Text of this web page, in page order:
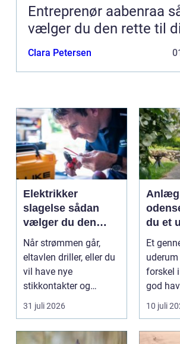
Entreprenør aabenraa sådan
vælger du den rette til
Clara Petersen
Elektrikker
slagelse sådan
vælger du den
rigtige elektriker til
opgaven
Når strømmen går,
eltavlen driller, eller du
vil have nye
stikkontakter og
belysning, er en dygtig
e...
31 juli 2026
odense sådan
du et
holder
Et
forskel
god
gi...
10 juli